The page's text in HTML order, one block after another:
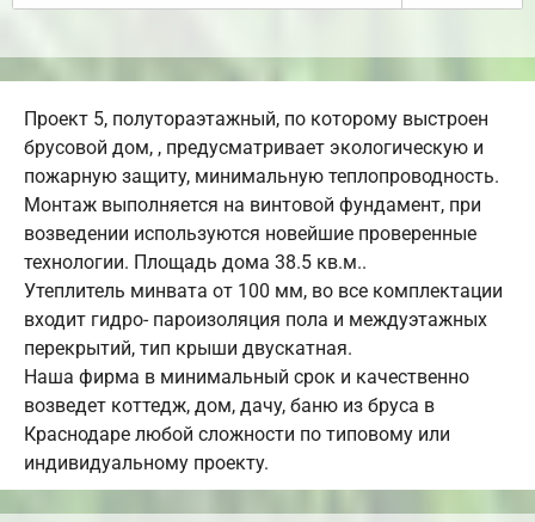
Проект 5, полутораэтажный, по которому выстроен
брусовой дом, , предусматривает экологическую и
пожарную защиту, минимальную теплопроводность.
Монтаж выполняется на винтовой фундамент, при
возведении используются новейшие проверенные
технологии. Площадь дома 38.5 кв.м..
Утеплитель минвата от 100 мм, во все комплектации
входит гидро- пароизоляция пола и междуэтажных
перекрытий, тип крыши двускатная.
Наша фирма в минимальный срок и качественно
возведет коттедж, дом, дачу, баню из бруса в
Краснодаре любой сложности по типовому или
индивидуальному проекту.